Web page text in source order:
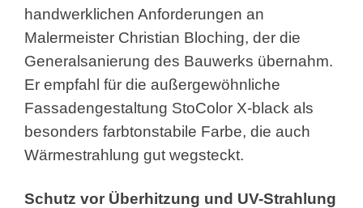
handwerklichen Anforderungen an
Malermeister Christian Bloching, der die
Generalsanierung des Bauwerks übernahm.
Er empfahl für die außergewöhnliche
Fassadengestaltung StoColor X-black als
besonders farbtonstabile Farbe, die auch
Wärmestrahlung gut wegsteckt.
Schutz vor Überhitzung und UV-Strahlung